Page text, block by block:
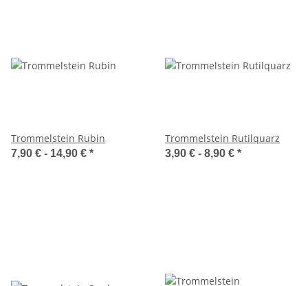
Trommelstein Rubin
7,90 € - 14,90 € *
Trommelstein Rutilquarz
3,90 € - 8,90 € *